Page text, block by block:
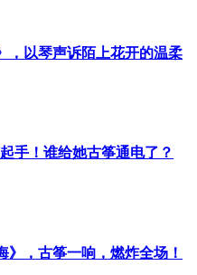
，以琴声诉陌上花开的温柔
手！谁给她古筝通电了？
，古筝一响，燃炸全场！